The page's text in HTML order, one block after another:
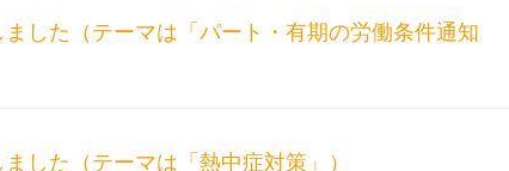
ました（テーマは「パート・有期の労働条件通知
ました（テーマは「熱中症対策」）